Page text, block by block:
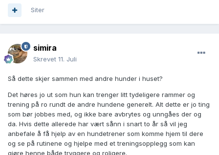
Siter
simira
Skrevet 11. Juli
Så dette skjer sammen med andre hunder i huset?
Det høres jo ut som hun kan trenger litt tydeligere rammer og
trening på ro rundt de andre hundene generelt. Alt dette er jo ting
som bør jobbes med, og ikke bare avbrytes og unngåes der og
da. Hvis dette allerede har vært sånn i snart to år så vil jeg
anbefale å få hjelp av en hundetrener som komme hjem til dere
og se på rutinene og hjelpe med et treningsopplegg som kan
gjøre henne både tryggere og roligere.